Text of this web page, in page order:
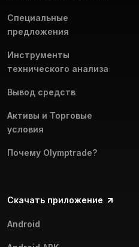
Специальные
предложения
Инструменты
технического анализа
Вывод средств
Активы и Торговые
условия
Почему Olymptrade?
Скачать приложение
Android